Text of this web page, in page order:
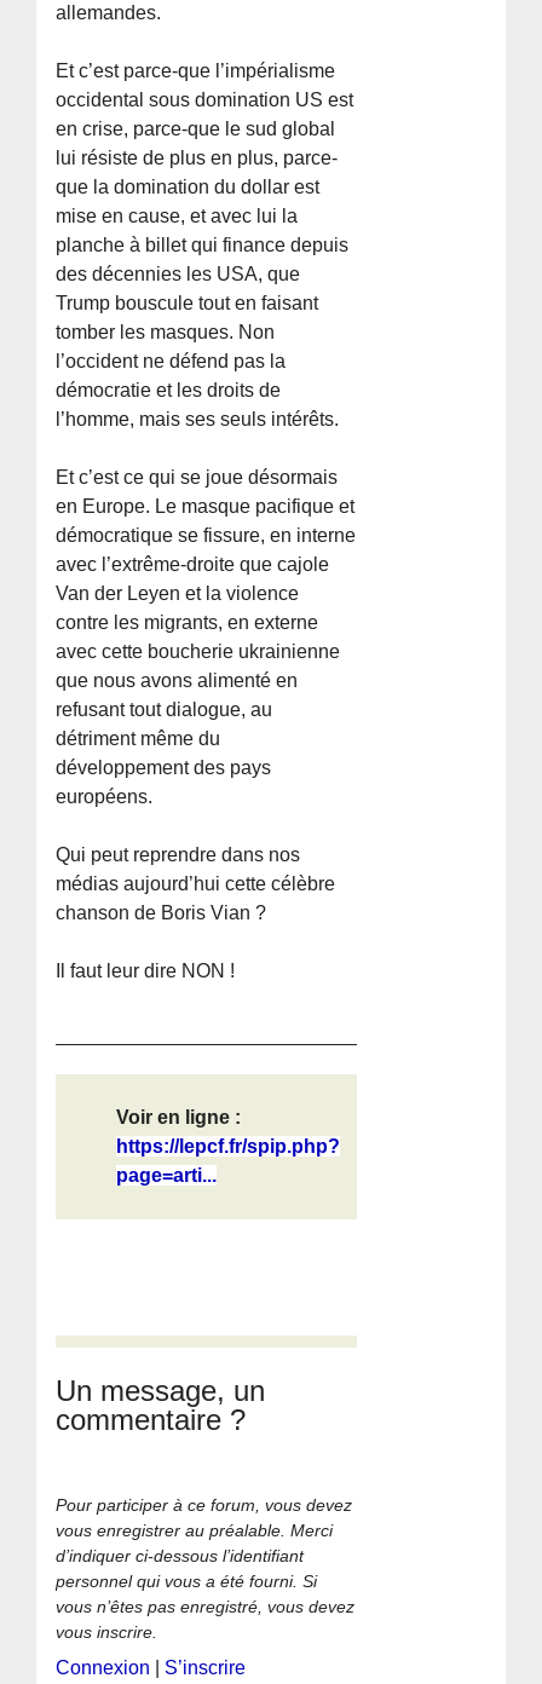
allemandes.
Et c’est parce-que l’impérialisme
occidental sous domination US est
en crise, parce-que le sud global
lui résiste de plus en plus, parce-
que la domination du dollar est
mise en cause, et avec lui la
planche à billet qui finance depuis
des décennies les USA, que
Trump bouscule tout en faisant
tomber les masques. Non
l’occident ne défend pas la
démocratie et les droits de
l’homme, mais ses seuls intérêts.
Et c’est ce qui se joue désormais
en Europe. Le masque pacifique et
démocratique se fissure, en interne
avec l’extrême-droite que cajole
Van der Leyen et la violence
contre les migrants, en externe
avec cette boucherie ukrainienne
que nous avons alimenté en
refusant tout dialogue, au
détriment même du
développement des pays
européens.
Qui peut reprendre dans nos
médias aujourd’hui cette célèbre
chanson de Boris Vian ?
Il faut leur dire NON !
Voir en ligne :
https://lepcf.fr/spip.php?
page=arti...
Un message, un
commentaire ?
Pour participer à ce forum, vous devez
vous enregistrer au préalable. Merci
d’indiquer ci-dessous l’identifiant
personnel qui vous a été fourni. Si
vous n’êtes pas enregistré, vous devez
vous inscrire.
Connexion
S’inscrire